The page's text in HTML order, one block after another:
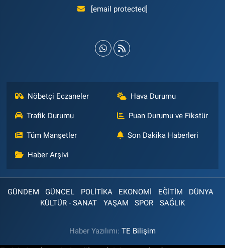
[email protected]
Nöbetçi Eczaneler Hava Durumu
Trafik Durumu Puan Durumu ve Fikstür
Tüm Manşetler Son Dakika Haberleri
Haber Arşivi
GÜNDEM GÜNCEL POLİTİKA EKONOMİ EĞİTİM
DÜNYA
KÜLTÜR - SANAT
YAŞAM SPOR SAĞLIK
Haber Yazılımı: TE Bilişim